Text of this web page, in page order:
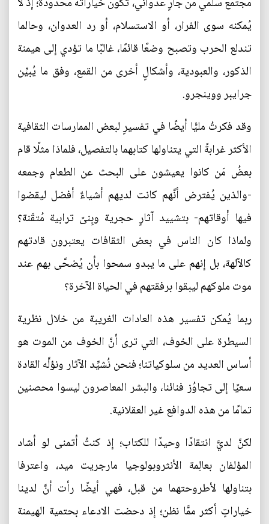
يُمكنه سوى الفرار، أو الاستسلام، أو رد العدوان، وحالما
تندلع الحرب وتصبح وضعًا قائمًا، غالبًا ما تؤدي إلى هيمنة
الذكور، والعبودية، وأشكالٍ أخرى من القمع، وفق ما يُبيِّن
جرايبر ووينجرو.
وقد فكرتُ مليًّا أيضًا في تفسيرٍ لبعض الممارسات الثقافية
الأكثر غرابةً التي يتناولها كتابهما بالتفصيل، فلماذا مثلًا قام
بعضُ مَن كانوا يعيشون على البحث عن الطعام وجمعه
-والذين يُفترض أنَّهم كانت لديهم أشياءٌ أفضل ليقضوا
فيها أوقاتهم- بتشييد آثارٍ حجرية وبِنىً ترابية مُتقَنة؟
ولماذا كان الناس في بعض الثقافات يعتبرون قادتهم
كالآلهة، بل إنهم على ما يبدو سمحوا بأن يُضحَّى بهم عند
موت ملوكهم ليبقوا برفقتهم في الحياة الآخرة؟
ربما يُمكن تفسير هذه العادات الغريبة من خلال نظرية
السيطرة على الخوف، التي ترى أنَّ الخوف من الموت هو
أساس العديد من سلوكياتنا؛ فنحن نُشيِّد الآثار ونؤلِّه القادة
سعيًا إلى تجاوُز فنائنا، والبشر المعاصرون ليسوا محصنين
تمامًا من هذه الدوافع غير العقلانية.
لكنَّ لديَّ انتقادًا وحيدًا للكتاب؛ إذ كنتُ أتمنى لو أشاد
المؤلفان بعالِمة الأنثروبولوجيا مارجريت ميد، واعترفا
بتناولها لأطروحتهما من قبل، فهي أيضًا رأت أنَّ لدينا
خياراتٍ أكثر ممَّا نظن؛ إذ دحضت الادعاء بحتمية الهيمنة